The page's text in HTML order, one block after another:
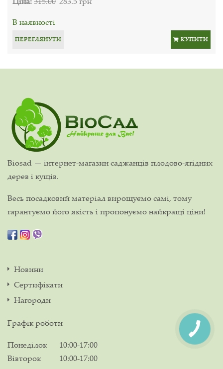
В наявності
ПЕРЕГЛЯНУТИ КУПИТИ
Biosad — інтернет-магазин саджанців плодово-ягідних
дерев і кущів.
Весь посадковий матеріал вирощуємо самі, тому
гарантуємо його якість і пропонуємо найкращі ціни!
Новини
Сертифікати
Нагороди
Графік роботи
Понеділок
10:00-17:00
Вівторок
10:00-17:00